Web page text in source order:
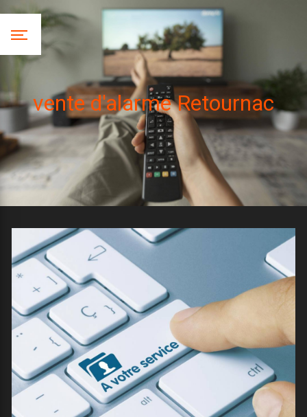
Panneau de gestion des cookies
vente d'alarme Retournac